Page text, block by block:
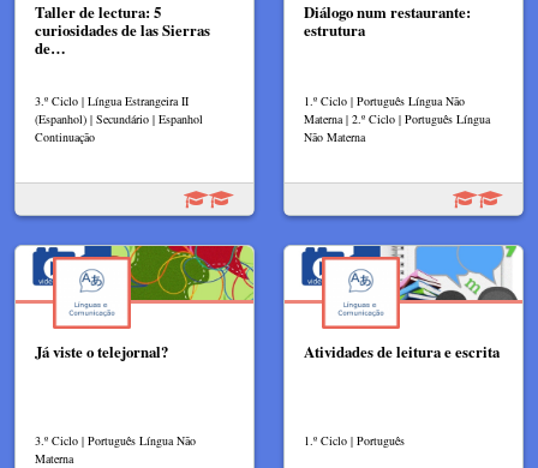
Taller de lectura: 5
curiosidades de las Sierras
de…
3.º Ciclo | Língua Estrangeira II
(Espanhol) | Secundário | Espanhol
Continuação
Diálogo num restaurante:
estrutura
1.º Ciclo | Português Língua Não
Materna | 2.º Ciclo | Português Língua
Não Materna
Já viste o telejornal?
3.º Ciclo | Português Língua Não
Materna
Atividades de leitura e escrita
1.º Ciclo | Português